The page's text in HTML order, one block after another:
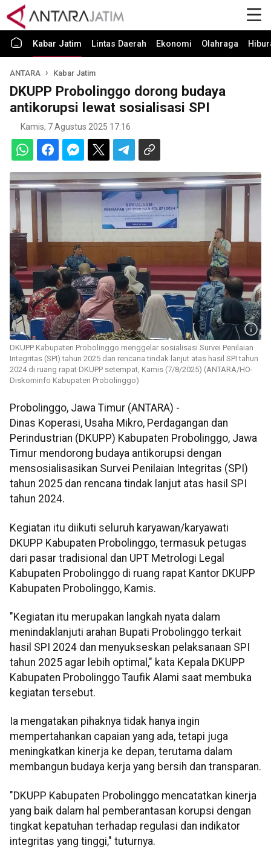
Kabar Jatim Lintas Daerah Ekonomi Olahraga
ANTARA Kabar Jatim
DKUPP Probolinggo dorong budaya
antikorupsi lewat sosialisasi SPI
Kamis, 7 Agustus 2025 17:16
DKUPP Kabupaten Probolinggo menggelar sosialisasi Survei Penilaian
Integritas (SPI) tahun 2025 dan rencana tindak lanjut atas hasil SPI tahun
2024 di ruang rapat DKUPP setempat, Kamis (7/8/2025) (ANTARA/HO-
Diskominfo Kabupaten Probolinggo)
Probolinggo, Jawa Timur (ANTARA) -
Dinas Koperasi, Usaha Mikro, Perdagangan dan
Perindustrian (DKUPP) Kabupaten Probolinggo, Jawa
Timur mendorong budaya antikorupsi dengan
mensosialisasikan Survei Penilaian Integritas (SPI)
tahun 2025 dan rencana tindak lanjut atas hasil SPI
tahun 2024.
Kegiatan itu diikuti seluruh karyawan/karyawati
DKUPP Kabupaten Probolinggo, termasuk petugas
dari pasar tradisional dan UPT Metrologi Legal
Kabupaten Probolinggo di ruang rapat Kantor DKUPP
Kabupaten Probolinggo, Kamis.
"Kegiatan itu merupakan langkah nyata dalam
menindaklanjuti arahan Bupati Probolinggo terkait
hasil SPI 2024 dan menyukseskan pelaksanaan SPI
tahun 2025 agar lebih optimal," kata Kepala DKUPP
Kabupaten Probolinggo Taufik Alami saat membuka
kegiatan tersebut.
Ia mengatakan pihaknya tidak hanya ingin
mempertahankan capaian yang ada, tetapi juga
meningkatkan kinerja ke depan, terutama dalam
membangun budaya kerja yang bersih dan transparan.
"DKUPP Kabupaten Probolinggo mencatatkan kinerja
yang baik dalam hal pemberantasan korupsi dengan
tingkat kepatuhan terhadap regulasi dan indikator
integritas yang tinggi," tuturnya.